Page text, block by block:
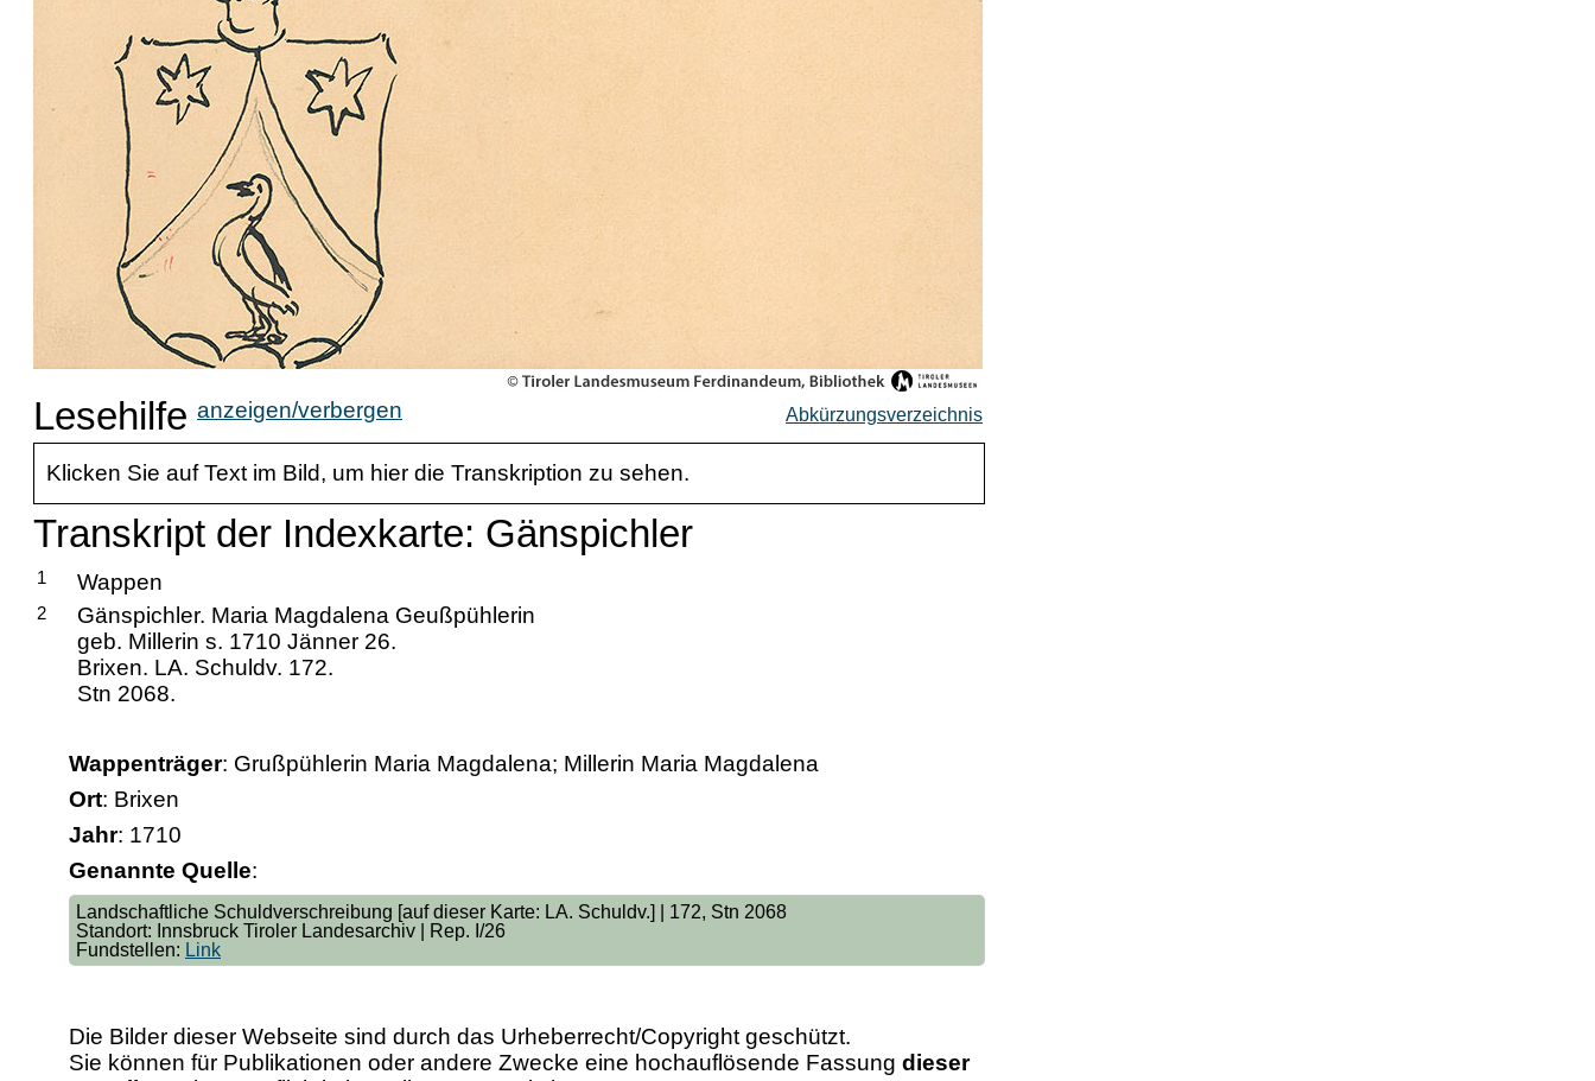
Lesehilfe anzeigen/verbergen Abkürzungsverzeichnis
Klicken Sie auf Text im Bild, um hier die Transkription zu sehen.
Transkript der Indexkarte: Gänspichler
1 Wappen
2
Gänspichler. Maria Magdalena Geußpühlerin
geb. Millerin s. 1710 Jänner 26.
Brixen. LA. Schuldv. 172.
Stn 2068.
Wappenträger: Grußpühlerin Maria Magdalena; Millerin Maria Magdalena
Ort: Brixen
Jahr: 1710
Genannte Quelle:
Landschaftliche Schuldverschreibung [auf dieser Karte: LA. Schuldv.] | 172, Stn 2068
Standort: Innsbruck Tiroler Landesarchiv | Rep. I/26
Fundstellen: Link
Die Bilder dieser Webseite sind durch das Urheberrecht/Copyright geschützt.
Sie können für Publikationen oder andere Zwecke eine hochauflösende Fassung dieser